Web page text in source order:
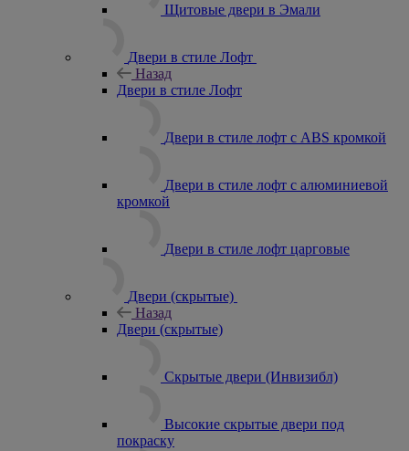
Щитовые двери в Эмали
Двери в стиле Лофт
Назад
Двери в стиле Лофт
Двери в стиле лофт с ABS кромкой
Двери в стиле лофт с алюминиевой
кромкой
Двери в стиле лофт царговые
Двери (скрытые)
Назад
Двери (скрытые)
Скрытые двери (Инвизибл)
Высокие скрытые двери под
покраску